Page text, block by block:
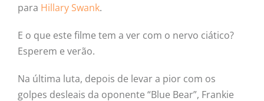
para Hillary Swank.
E o que este filme tem a ver com o nervo ciático?
Esperem e verão.
Na última luta, depois de levar a pior com os
golpes desleais da oponente “Blue Bear”, Frankie